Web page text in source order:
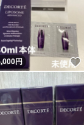
ね！
円